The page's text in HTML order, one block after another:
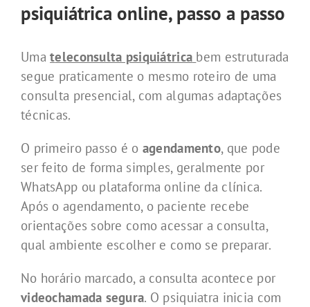
psiquiátrica online, passo a passo
Umateleconsulta psiquiátrica bem estruturada
segue praticamente o mesmo roteiro de uma
consulta presencial, com algumas adaptações
técnicas.
O primeiro passo é o agendamento, que pode
ser feito de forma simples, geralmente por
WhatsApp ou plataforma online da clínica.
Após o agendamento, o paciente recebe
orientações sobre como acessar a consulta,
qual ambiente escolher e como se preparar.
No horário marcado, a consulta acontece por
videochamada segura. O psiquiatra inicia com